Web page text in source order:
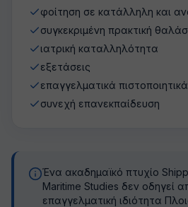
φοίτηση σε κατάλληλη και
συγκεκριμένη πρακτική
ιατρική καταλληλότητα
εξετάσεις
επαγγελματικά πιστοποιητικά
συνεχή επανεκπαίδευση
Ένα ακαδημαϊκό πτυχίο
Maritime Studies δεν οδηγεί
επαγγελματική ιδιότητα